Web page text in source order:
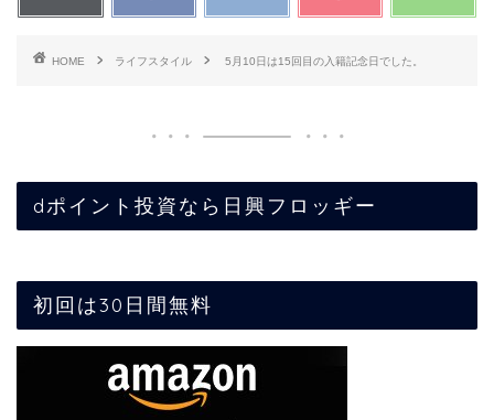
HOME ライフスタイル 5月10日は15回目の入籍記念日でした。
dポイント投資なら日興フロッギー
初回は30日間無料